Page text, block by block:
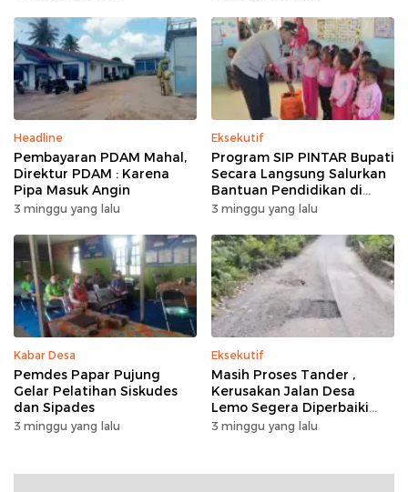
Headline
Pembayaran PDAM Mahal,
Direktur PDAM : Karena
Pipa Masuk Angin
3 minggu yang lalu
Eksekutif
Program SIP PINTAR Bupati
Secara Langsung Salurkan
Bantuan Pendidikan di
Desa Mampuak ll
3 minggu yang lalu
Kabar Desa
Pemdes Papar Pujung
Gelar Pelatihan Siskudes
dan Sipades
3 minggu yang lalu
Eksekutif
Masih Proses Tander ,
Kerusakan Jalan Desa
Lemo Segera Diperbaiki
Tahun Ini
3 minggu yang lalu